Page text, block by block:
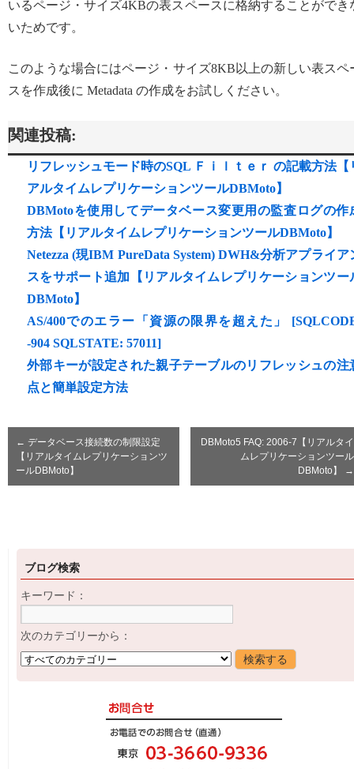
いるページ・サイズ4KBの表スペースに格納することができ
いためです。
このような場合にはページ・サイズ8KB以上の新しい表スペ
スを作成後に Metadata の作成をお試しください。
関連投稿:
リフレッシュモード時のSQL Ｆｉｌｔｅｒ の記載方法【
アルタイムレプリケーションツールDBMoto】
DBMotoを使用してデータベース変更用の監査ログの作
方法【リアルタイムレプリケーションツールDBMoto】
Netezza (現IBM PureData System) DWH&分析アプライア
スをサポート追加【リアルタイムレプリケーションツー
DBMoto】
AS/400でのエラー「資源の限界を超えた」
-904 SQLSTATE: 57011]
外部キーが設定された親子テーブルのリフレッシュの注
点と簡単設定方法
← データベース接続数の制限設定
【リアルタイムレプリケーションツ
ールDBMoto】
DBMoto5 FAQ: 2006-7【リアルタイ
ムレプリケーションツール
DBMoto】
→
ブログ検索
キーワード：
次のカテゴリーから：